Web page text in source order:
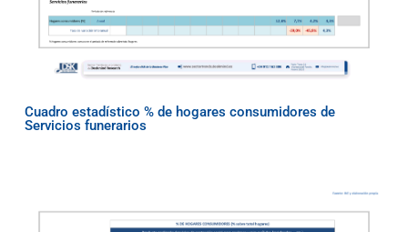
Cuadro estadístico % de hogares consumidores de
Servicios funerarios